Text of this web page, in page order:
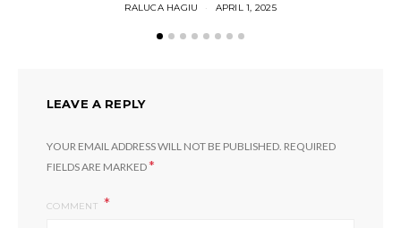
RALUCA HAGIU APRIL 1, 2025
LEAVE A REPLY
YOUR EMAIL ADDRESS WILL NOT BE PUBLISHED. REQUIRED
FIELDS ARE MARKED*
COMMENT